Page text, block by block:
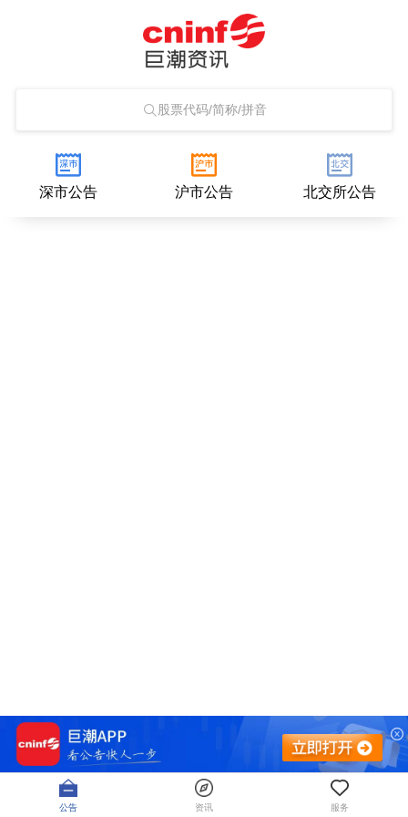
股票代码/简称/拼音
深市公告 沪市公告 北交所公告
公告 资讯 服务